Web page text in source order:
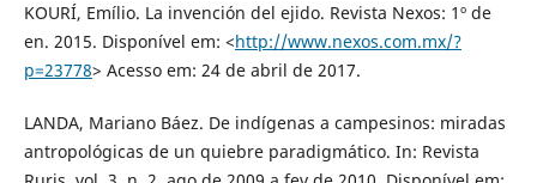
KOURÍ, Emílio. La invención del ejido. Revista Nexos: 1º de
en. 2015. Disponível em: <http://www.nexos.com.mx/?
p=23778> Acesso em: 24 de abril de 2017.
LANDA, Mariano Báez. De indígenas a campesinos: miradas
antropológicas de un quiebre paradigmático. In: Revista